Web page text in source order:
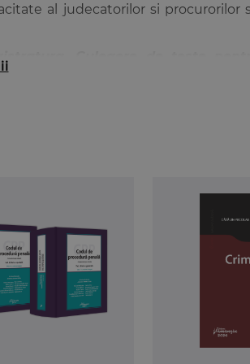
al judecatorilor si procurorilor
Culegere de teste
faciliteze intelegerea si
de admitere la INM si in
sunt concepute astfel incat sa
timp,
spetele practice
si argumentare juridica.
in conformitate cu modificarile
concursurilor de admitere INM/